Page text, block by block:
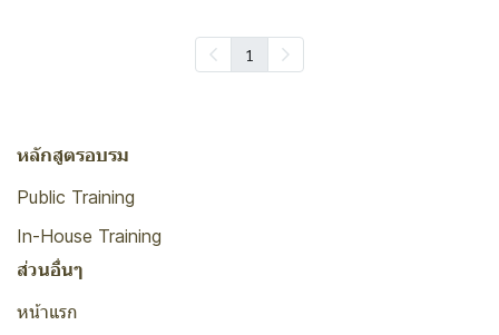
1
หลักสูตรอบรม
Public Training
In-House Training
ส่วนอื่นๆ
หน้าแรก